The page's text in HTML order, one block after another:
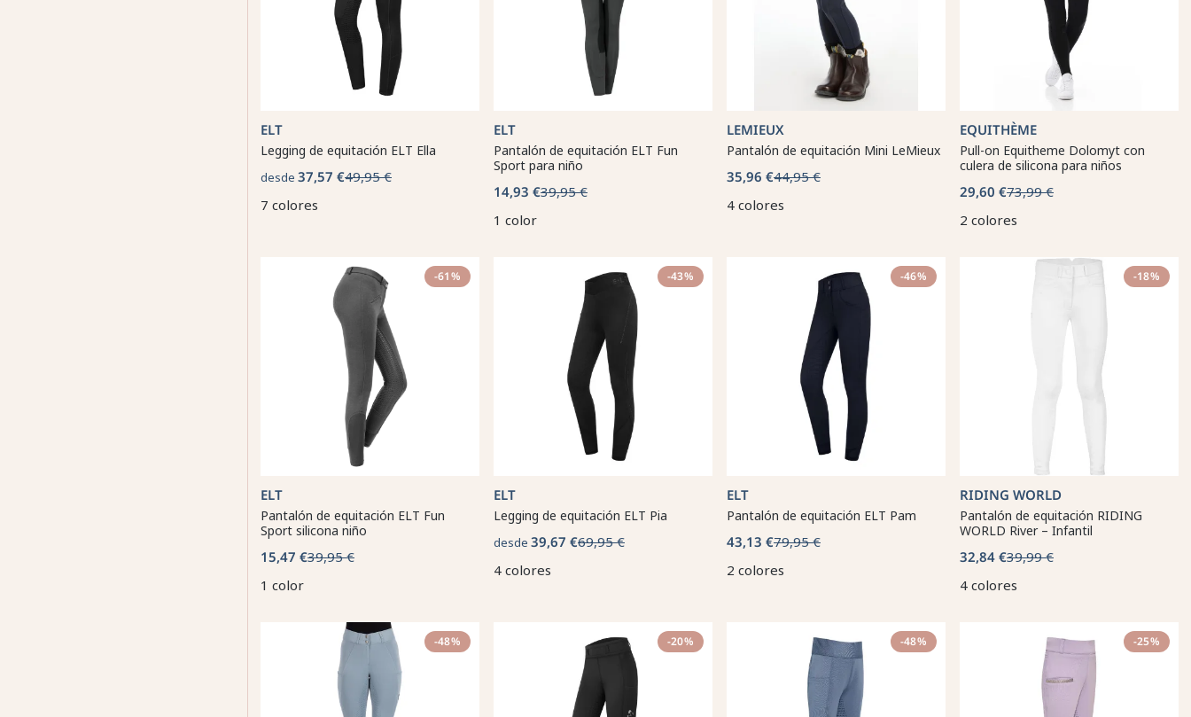
ELT
Legging de equitación ELT Ella
desde 37,57 €49,95 €
7 colores
ELT
Pantalón de equitación ELT Fun
Sport para niño
14,93 €39,95 €
1 color
LEMIEUX
Pantalón de equitación Mini LeMieux
35,96 €44,95 €
4 colores
EQUITHÈME
Pull-on Equitheme Dolomyt con
culera de silicona para niños
29,60 €73,99 €
2 colores
-61%
ELT
Pantalón de equitación ELT Fun
Sport silicona niño
15,47 €39,95 €
1 color
-43%
ELT
Legging de equitación ELT Pia
desde 39,67 €69,95 €
4 colores
-46%
ELT
Pantalón de equitación ELT Pam
43,13 €79,95 €
2 colores
-18%
RIDING WORLD
Pantalón de equitación RIDING
WORLD River – Infantil
32,84 €39,99 €
4 colores
-48% -20% -48% -25%